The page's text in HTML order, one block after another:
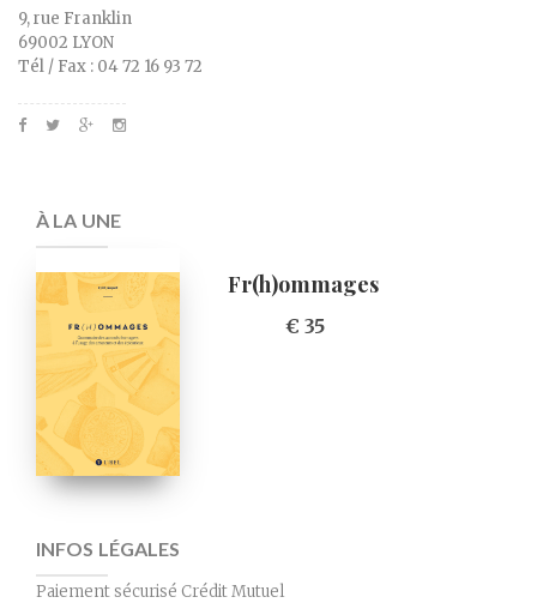
9, rue Franklin
69002 LYON
Tél / Fax : 04 72 16 93 72
À LA UNE
Fr(h)ommages
€ 35
INFOS LÉGALES
Paiement sécurisé Crédit Mutuel